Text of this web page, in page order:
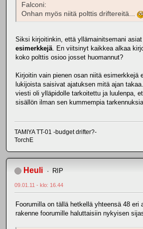
Falconi:
Onhan myös niitä polttis driftereitä...
Siksi kirjoitinkin, että yllämainitsemani
esimerkkejä . En viitsinyt kaikkea alkaa
koko polttis osioo josset huomannut?
Kirjoitin vain pienen osan niitä esimerkkejä
lukijoista saisivat ajatuksen mitä ajan
viesti oli ylläpidolle tarkoitettu ja luulenpa,
sisällön ilman sen kummempia tarkennuksia.
TAMIYA TT-01 -budget drifter?-
TorchE
Heuli RIP
09.01.11 - klo: 16.44
Foorumilla on tällä hetkellä yhteensä 48 eri
rakenne foorumille haluttaisiin nykyisen